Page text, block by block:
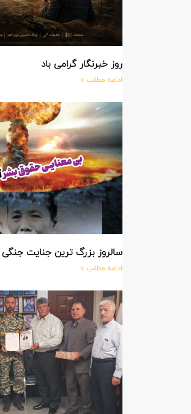
روز خبرنگار گرامی باد
ادامه مطلب »
سالروز بزرگ ترین جنایت
ادامه مطلب »